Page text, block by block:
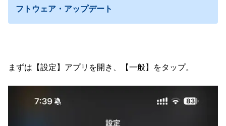
フトウェア・アップデート
まずは【設定】アプリを開き、【一般】をタップ。